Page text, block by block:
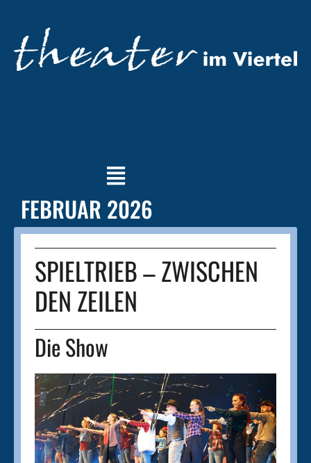
FEBRUAR 2026
SPIELTRIEB – ZWISCHEN
DEN ZEILEN
Die Show